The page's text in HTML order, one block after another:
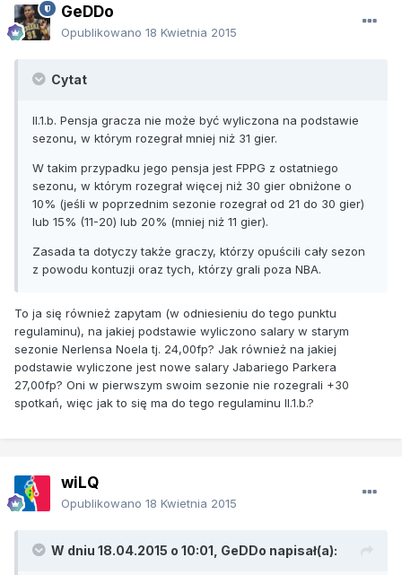
GeDDo
Opublikowano 18 Kwietnia 2015
Cytat
II.1.b. Pensja gracza nie może być wyliczona na podstawie
sezonu, w którym rozegrał mniej niż 31 gier.
W takim przypadku jego pensja jest FPPG z ostatniego
sezonu, w którym rozegrał więcej niż 30 gier obniżone o
10% (jeśli w poprzednim sezonie rozegrał od 21 do 30 gier)
lub 15% (11-20) lub 20% (mniej niż 11 gier).
Zasada ta dotyczy także graczy, którzy opuścili cały sezon
z powodu kontuzji oraz tych, którzy grali poza NBA.
To ja się również zapytam (w odniesieniu do tego punktu
regulaminu), na jakiej podstawie wyliczono salary w starym
sezonie Nerlensa Noela tj. 24,00fp? Jak również na jakiej
podstawie wyliczone jest nowe salary Jabariego Parkera
27,00fp? Oni w pierwszym swoim sezonie nie rozegrali +30
spotkań, więc jak to się ma do tego regulaminu II.1.b.?
wiLQ
Opublikowano 18 Kwietnia 2015
W dniu 18.04.2015 o 10:01, GeDDo napisał(a):